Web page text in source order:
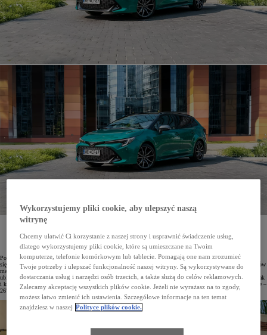
Od początku roku do września w Polsce zarejestrowano łącznie 77 146 osobowych i dostawczych
z udziałem wynoszącym 16,2%. Najchętniej kupowanym modelem marki w Polsce jest Corolla,
a w Top10 najczęściej rejestrowanych aut we wrześniu znalazło się aż 6 modeli Toyoty.
Po III kwartałach 2025 roku Toyota utrzymuje pozycję lidera polskiego rynku motoryzacyjnego z udziałem
sięgającym 16,2%. Od stycznia do września łącznie zarejestrowano 77 146 osobowych i dostawczych pojazdów
marki, 9182 – tylko we wrześniu, co stanowi wzrost o 15% w porównaniu z analogicznym miesiącem roku
ubiegłego. W dziewiątym miesiącu bieżącego roku Toyoty były najczęściej wybierane zarówno przez firmy, jak
i klientów indywidualnych. Przedsiębiorstwa zarejestrowały we wrześniu 6505 aut (+20%), a osoby prywatne –
2677 samochodów.
Wykorzystujemy pliki cookie, aby ulepszyć naszą
witrynę
Chcemy ułatwić Ci korzystanie z naszej strony i usprawnić świadczenie usług,
dlatego wykorzystujemy pliki cookie, które są umieszczane na Twoim
komputerze, telefonie komórkowym lub tablecie. Pomagają one nam zrozumieć
Twoje potrzeby i ulepszać funkcjonalność naszej witryny. Są wykorzystywane do
dostarczania usług i narzędzi osób trzecich, a także służą do celów reklamowych.
Zalecamy akceptację wszystkich plików cookie. Jeżeli nie wyrażasz na to zgody,
możesz łatwo zmienić ich ustawienia. Szczegółowe informacje na ten temat
znajdziesz w naszej Polityce plików cookie.